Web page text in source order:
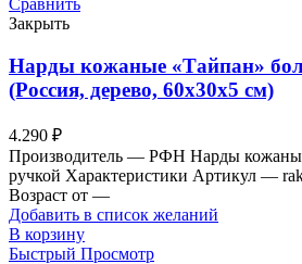
Сравнить
Закрыть
Нарды кожаные «Тайпан»
(Россия, дерево, 60х30х5 см)
4.290 ₽
Производитель — РФН Нарды
ручкой Характеристики Артикул —
Возраст от —
Добавить в список желаний
В корзину
Быстрый Просмотр